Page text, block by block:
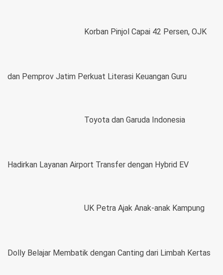
Korban Pinjol Capai 42 Persen, OJK
dan Pemprov Jatim Perkuat Literasi Keuangan Guru
Toyota dan Garuda Indonesia
Hadirkan Layanan Airport Transfer dengan Hybrid EV
UK Petra Ajak Anak-anak Kampung
Dolly Belajar Membatik dengan Canting dari Limbah Kertas